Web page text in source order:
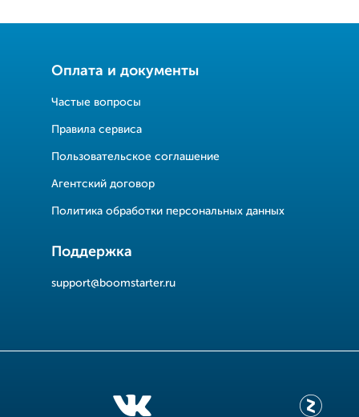
Оплата и документы
Частые вопросы
Правила сервиса
Пользовательское соглашение
Агентский договор
Политика обработки персональных данных
Поддержка
support@boomstarter.ru